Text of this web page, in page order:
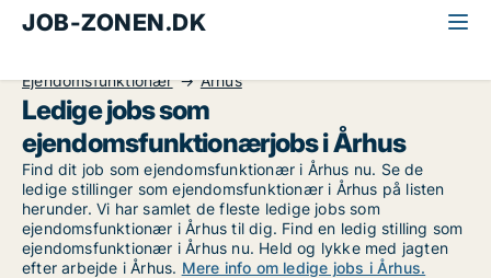
JOB-ZONEN.DK
Ejendomsfunktionær
Århus
Ledige jobs som
ejendomsfunktionærjobs i Århus
Find dit job som ejendomsfunktionær i Århus nu. Se de
ledige stillinger som ejendomsfunktionær i Århus på listen
herunder. Vi har samlet de fleste ledige jobs som
ejendomsfunktionær i Århus til dig. Find en ledig stilling som
ejendomsfunktionær i Århus nu. Held og lykke med jagten
efter arbejde i Århus. Mere info om ledige jobs i Århus.